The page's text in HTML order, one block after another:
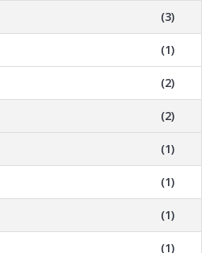
(3)
(1)
(2)
(2)
(1)
(1)
(1)
(1)